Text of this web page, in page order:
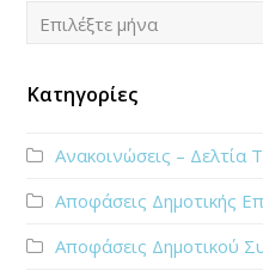
Ιστορικό
Επιλέξτε μήνα
Κατηγορίες
Ανακοινώσεις – Δελτία
Αποφάσεις Δημοτικής
Αποφάσεις Δημοτικού